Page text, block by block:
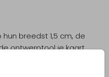
breedst 1,5 cm, de
ontwerptool je kaart
moet hoe groot je de
13x13 cm of 11x11 cm),